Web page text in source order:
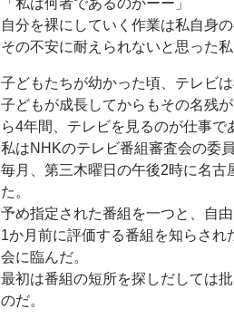
「私は何者であるのかーー」
自分を裸にしていく作業は私自身
その不安に耐えられないと思った
子どもたちが幼かった頃、テレビ
子どもが成長してからもその名残
ら4年間、テレビを見るのが仕事で
私はNHKのテレビ番組審査会の委
毎月、第三木曜日の午後2時に名
た。
予め指定された番組を一つと、自
1か月前に評価する番組を知らさ
会に臨んだ。
最初は番組の短所を探しだしては
のだ。